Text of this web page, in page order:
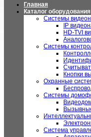
Главная
Каталог оборудования
Системы
IP
HD-TVI
Системы
Кнопки
Охранные
Системы
Система